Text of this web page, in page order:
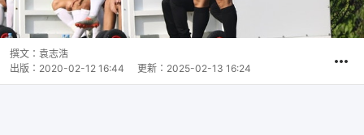
撰文： 袁志浩
出版： 2020-02-12 16:44 更新： 2025-02-13 16:24